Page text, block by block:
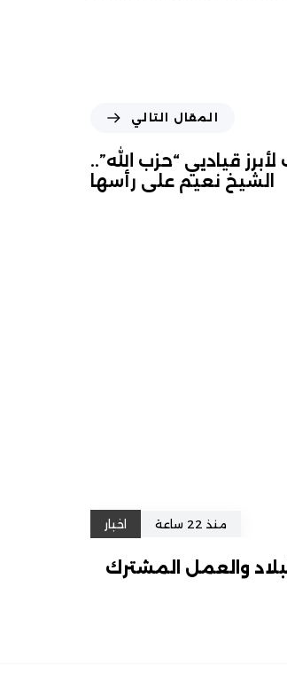
المقال التالي
قياديي “حزب الله”..
الشيخ نعيم على رأسها
منذ 22 ساعة اخبار
والعمل المشترك